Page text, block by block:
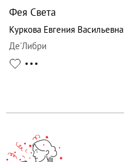
Фея Света
Куркова Евгения Васильевна
Де'Либри